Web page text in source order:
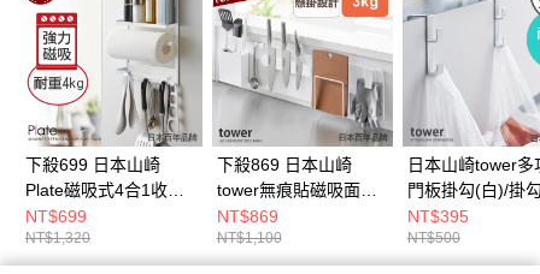
下殺699 日本山崎
Plate磁吸式4合1收納
架/磁吸無痕收納架/冰
箱收納架/冰箱置物架
NT$699
NT$1,320
下殺869 日本山崎
tower無痕貼磁吸面板
S(白)/磁吸面板/掛勾收
納/廚房收納
NT$869
NT$1,100
日本山崎tower多
門板掛勾(白)/掛
板掛勾/廚房掛勾/
袋掛勾/塑膠袋掛
NT$395
NT$500